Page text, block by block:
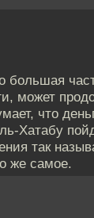
большая
может
что
Хатабу
так
же самое.